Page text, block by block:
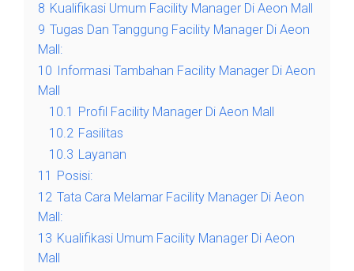
8 Kualifikasi Umum Facility Manager Di Aeon Mall
9 Tugas Dan Tanggung Facility Manager Di Aeon
Mall:
10
Informasi Tambahan Facility Manager Di Aeon
Mall
10.1
Profil Facility Manager Di Aeon Mall
10.2 Fasilitas
10.3 Layanan
11
Posisi:
12 Tata Cara Melamar Facility Manager Di Aeon
Mall:
13 Kualifikasi Umum Facility Manager Di Aeon
Mall